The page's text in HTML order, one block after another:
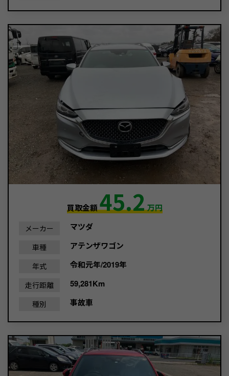
買取金額45.2万円
メーカー マツダ
車種 アテンザワゴン
年式 令和元年/2019年
走行距離 59,281Km
種別 事故車